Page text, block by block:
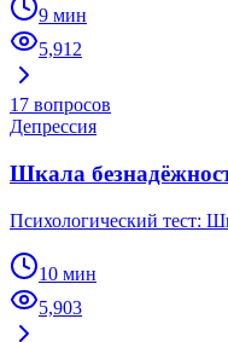
9 мин
5,912
17 вопросов
Депрессия
Шкала
Психологический тест:
10 мин
5,903